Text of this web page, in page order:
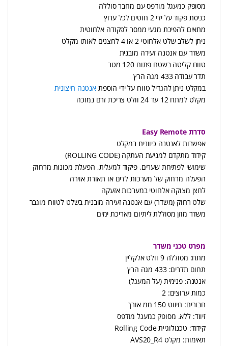
מסופק כמעגל מודפס עם מחבר סוללה
כניסת פקוד על ידי 2 חוטים לכל ערוץ
מתאים להפיכת מגעי ממסר לפקודה אלחוטית
ניתן לשלב שלט אלחוטי 2 או 4 לחצנים לאותו מקלט
משדר עם אנטנה זעירה מובנית
טווח קליטה בשטח פתוח 120 מטר
תדר עבודה 433 מגה הרץ
במקלט ניתן להגדיל טווח על ידי הוספת אנטנה חיצונית
מקלט למתח 12 עד 24 וולט צריכת זרם נמוכה
סדרת Easy Remote
אפשרות לאנטנה כיוונית במקלט
קידוד מתקדם למניעת העתקה (ROLLING CODE)
שימושי לפתיחת שערים, פיקוד למעלית, הפעלת מכונות מרחוק
הפעלה מרחוק של מערכות לדים או תאורת אוירה
לחצן מצוקה אלחוטי במערכות אזעקה
שלט רחוק (משדר) עם אנטנה זעירה מובנית בשלט לטווח מוגבר
משדר מוזן מסוללת ליתיום מאריכת ימים
מפרט טכני משדר
מתח: מסוללה 9 וולט אלקליין
תחום תדרים: 433 מגה הרץ
אנטנה: פנימית (על המעגל)
כמות ערוצים: 2
חבורים: חיווט 150 ממ אורך
זיווד: ללא. מסופק כמעגל מודפס
קידוד: טכנולוגיית Rolling Code
תאימות: מקלט AVS20_R4